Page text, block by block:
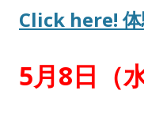
Click here! 体
5月8日（